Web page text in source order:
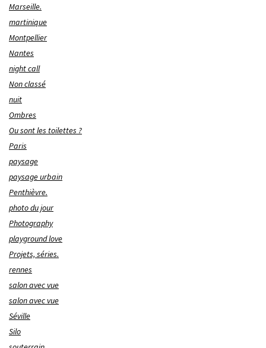
Marseille.
martinique
Montpellier
Nantes
night call
Non classé
nuit
Ombres
Ou sont les toilettes ?
Paris
paysage
paysage urbain
Penthièvre.
photo du jour
Photography
playground love
Projets, séries.
rennes
salon avec vue
salon avec vue
Séville
Silo